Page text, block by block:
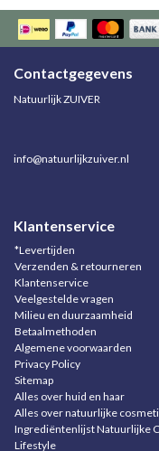
Contactgegevens
Natuurlijk ZUIVER
info@natuurlijkzuiver.nl
Klantenservice
*Levertijden
Verzenden & retourneren
Klantenservice
Veelgestelde vragen
Milieu en duurzaamheid
Betaalmethoden
Algemene voorwaarden
Privacy Policy
Sitemap
Alles over huid en haar
Alles over natuurlijke
Ingrediëntenlijst Natuurlijke
Lifestyle